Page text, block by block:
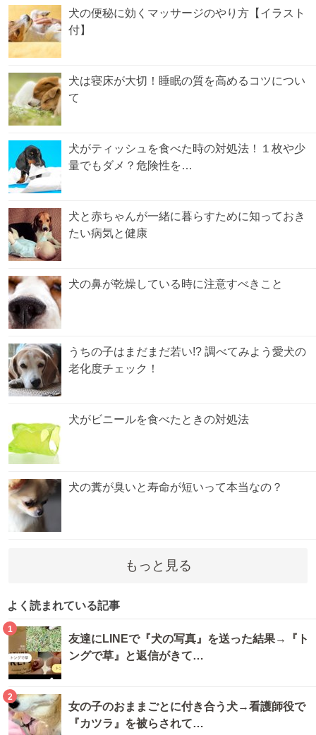
犬の便秘に効くマッサージのやり方【イラスト
付】
犬は寝床が大切！睡眠の質を高めるコツについ
て
犬がティッシュを食べた時の対処法！１枚や少
量でもダメ？危険性を…
犬と赤ちゃんが一緒に暮らすために知っておき
たい病気と健康
犬の鼻が乾燥している時に注意すべきこと
うちの子はまだまだ若い!? 調べてみよう愛犬の
老化度チェック！
犬がビニールを食べたときの対処法
犬の糞が臭いと寿命が短いって本当なの？
もっと見る
よく読まれている記事
1
友達にLINEで『犬の写真』を送った結果→『ト
ングで草』と返信がきて…
2
女の子のおままごとに付き合う犬→看護師役で
『カツラ』を被らされて…